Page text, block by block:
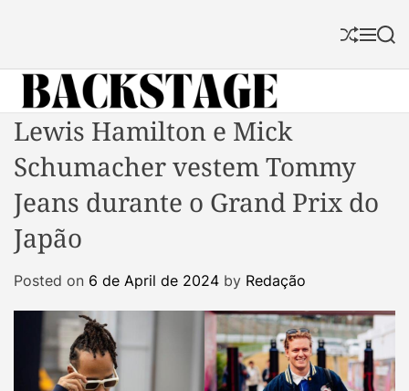
S
f
M S
c
B
a
c
k
s
t
a
g
Lewis Hamilton e Mick
Schumacher vestem Tommy
Jeans durante o Grand Prix do
Japão
Posted on 6 de April de 2024 by Redação